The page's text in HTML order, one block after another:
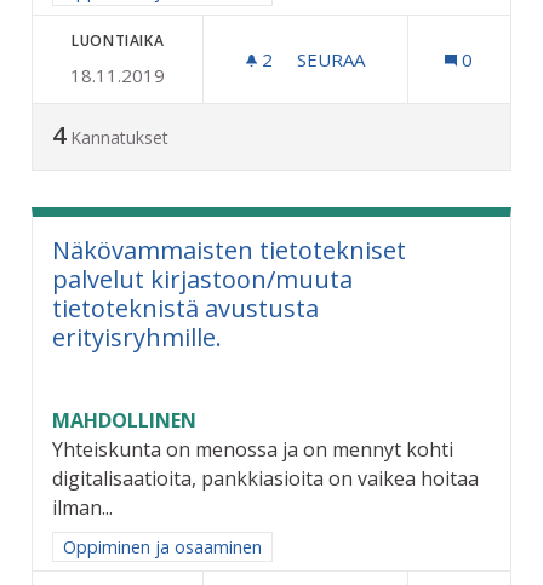
LUONTIAIKA
18.11.2019
2 2 SEURAAJAA
SEURAA 0
4 Kannatukset
Näkövammaisten tietotekniset
palvelut kirjastoon/muuta
tietoteknistä avustusta
erityisryhmille.
MAHDOLLINEN
Yhteiskunta on menossa ja on mennyt kohti
digitalisaatioita, pankkiasioita on vaikea hoitaa
ilman...
Rajaa tulokset aihepiirin mukaan: Oppiminen ja osaaminen
Oppiminen ja osaaminen